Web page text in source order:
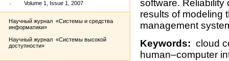
Volume 1, Issue 1, 2007
Научный журнал «Системы и средства
информатики»
Научный журнал «Системы высокой
доступности»
software. Reliability
results of modeling
management
Keywords: cloud
human–computer